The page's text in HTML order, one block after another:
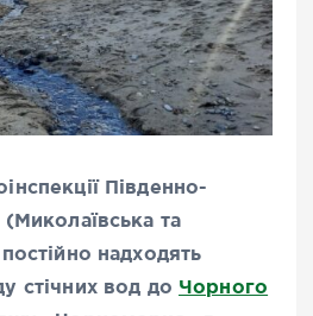
Південно-
та
надходять
стічних вод до Чорного